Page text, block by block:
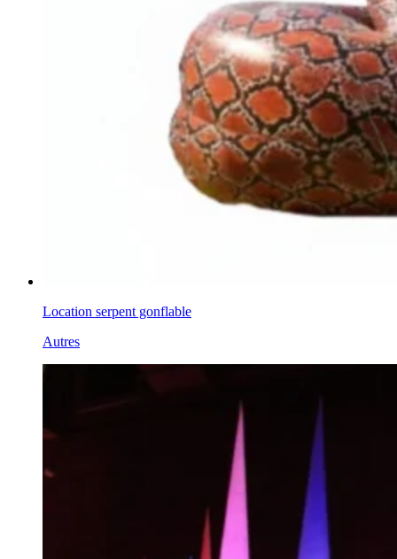
Location serpent gonflable
Autres